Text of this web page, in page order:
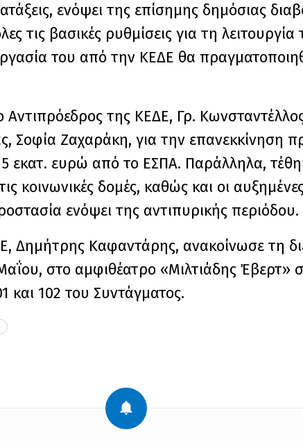
ενόψει της επίσημης δημόσιας
τις βασικές ρυθμίσεις για τη
του από την ΚΕΔΕ θα
Αντιπρόεδρος της ΚΕΔΕ, Γρ.
Σοφία Ζαχαράκη, για την επανεκκίνηση
εκατ. ευρώ από το ΕΣΠΑ. Παράλληλα,
κοινωνικές δομές, καθώς και οι
ενόψει της αντιπυρικής περιόδου.
Δημήτρης Καφαντάρης, ανακοίνωσε τη
στο αμφιθέατρο «Μιλτιάδης Έβερτ»
και 102 του Συντάγματος.